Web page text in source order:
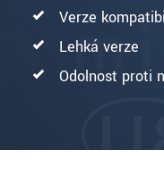
Verze
Lehká verze
Odolnost proti